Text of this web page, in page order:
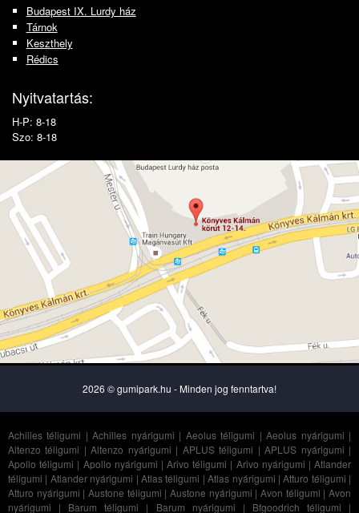
Budapest IX. Lurdy ház
Tárnok
Keszthely
Rédics
Nyitvatartás:
H-P: 8-18
Szo: 8-18
2026 © gumipark.hu - Minden jog fenntartva!
Achilles téligumi |Achilles nyárigumi | Aeolus téligumi |Aeolus nyárigumi |
Altenzo téligumi |Altenzo nyárigumi | APLUS téligumi |APLUS nyárigumi |
Apollo téligumi | Apollo nyárigumi |Arivo téligumi | Arivo nyárigumi |Atlander
téligumi | Atlander nyárigumi | Atlas téligumi |Atlas nyárigumi |Atturo téligumi |
Atturo nyárigumi |Austone téligumi |Austone nyárigumi |Avon téligumi |Avon
nyárigumi | Barum téligumi | Barum nyárigumi | Bfgoodrich téligumi |